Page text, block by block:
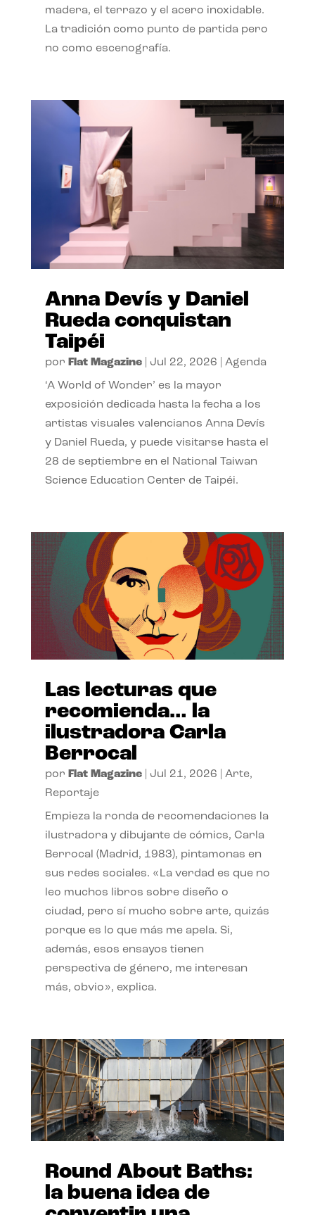
madera, el terrazo y el acero inoxidable.
La tradición como punto de partida pero
no como escenografía.
Anna Devís y Daniel
Rueda conquistan
Taipéi
por Flat Magazine| Jul 22, 2026 Agenda
‘A World of Wonder’ es la mayor
exposición dedicada hasta la fecha a los
artistas visuales valencianos Anna Devís
y Daniel Rueda, y puede visitarse hasta el
28 de septiembre en el National Taiwan
Science Education Center de Taipéi.
Las lecturas que
recomienda… la
ilustradora Carla
Berrocal
por Flat Magazine| Jul 21, 2026 Arte,
Reportaje
Empieza la ronda de recomendaciones la
ilustradora y dibujante de cómics, Carla
Berrocal (Madrid, 1983), pintamonas en
sus redes sociales. «La verdad es que no
leo muchos libros sobre diseño o
ciudad, pero sí mucho sobre arte, quizás
porque es lo que más me apela. Si,
además, esos ensayos tienen
perspectiva de género, me interesan
más, obvio», explica.
Round About Baths:
la buena idea de